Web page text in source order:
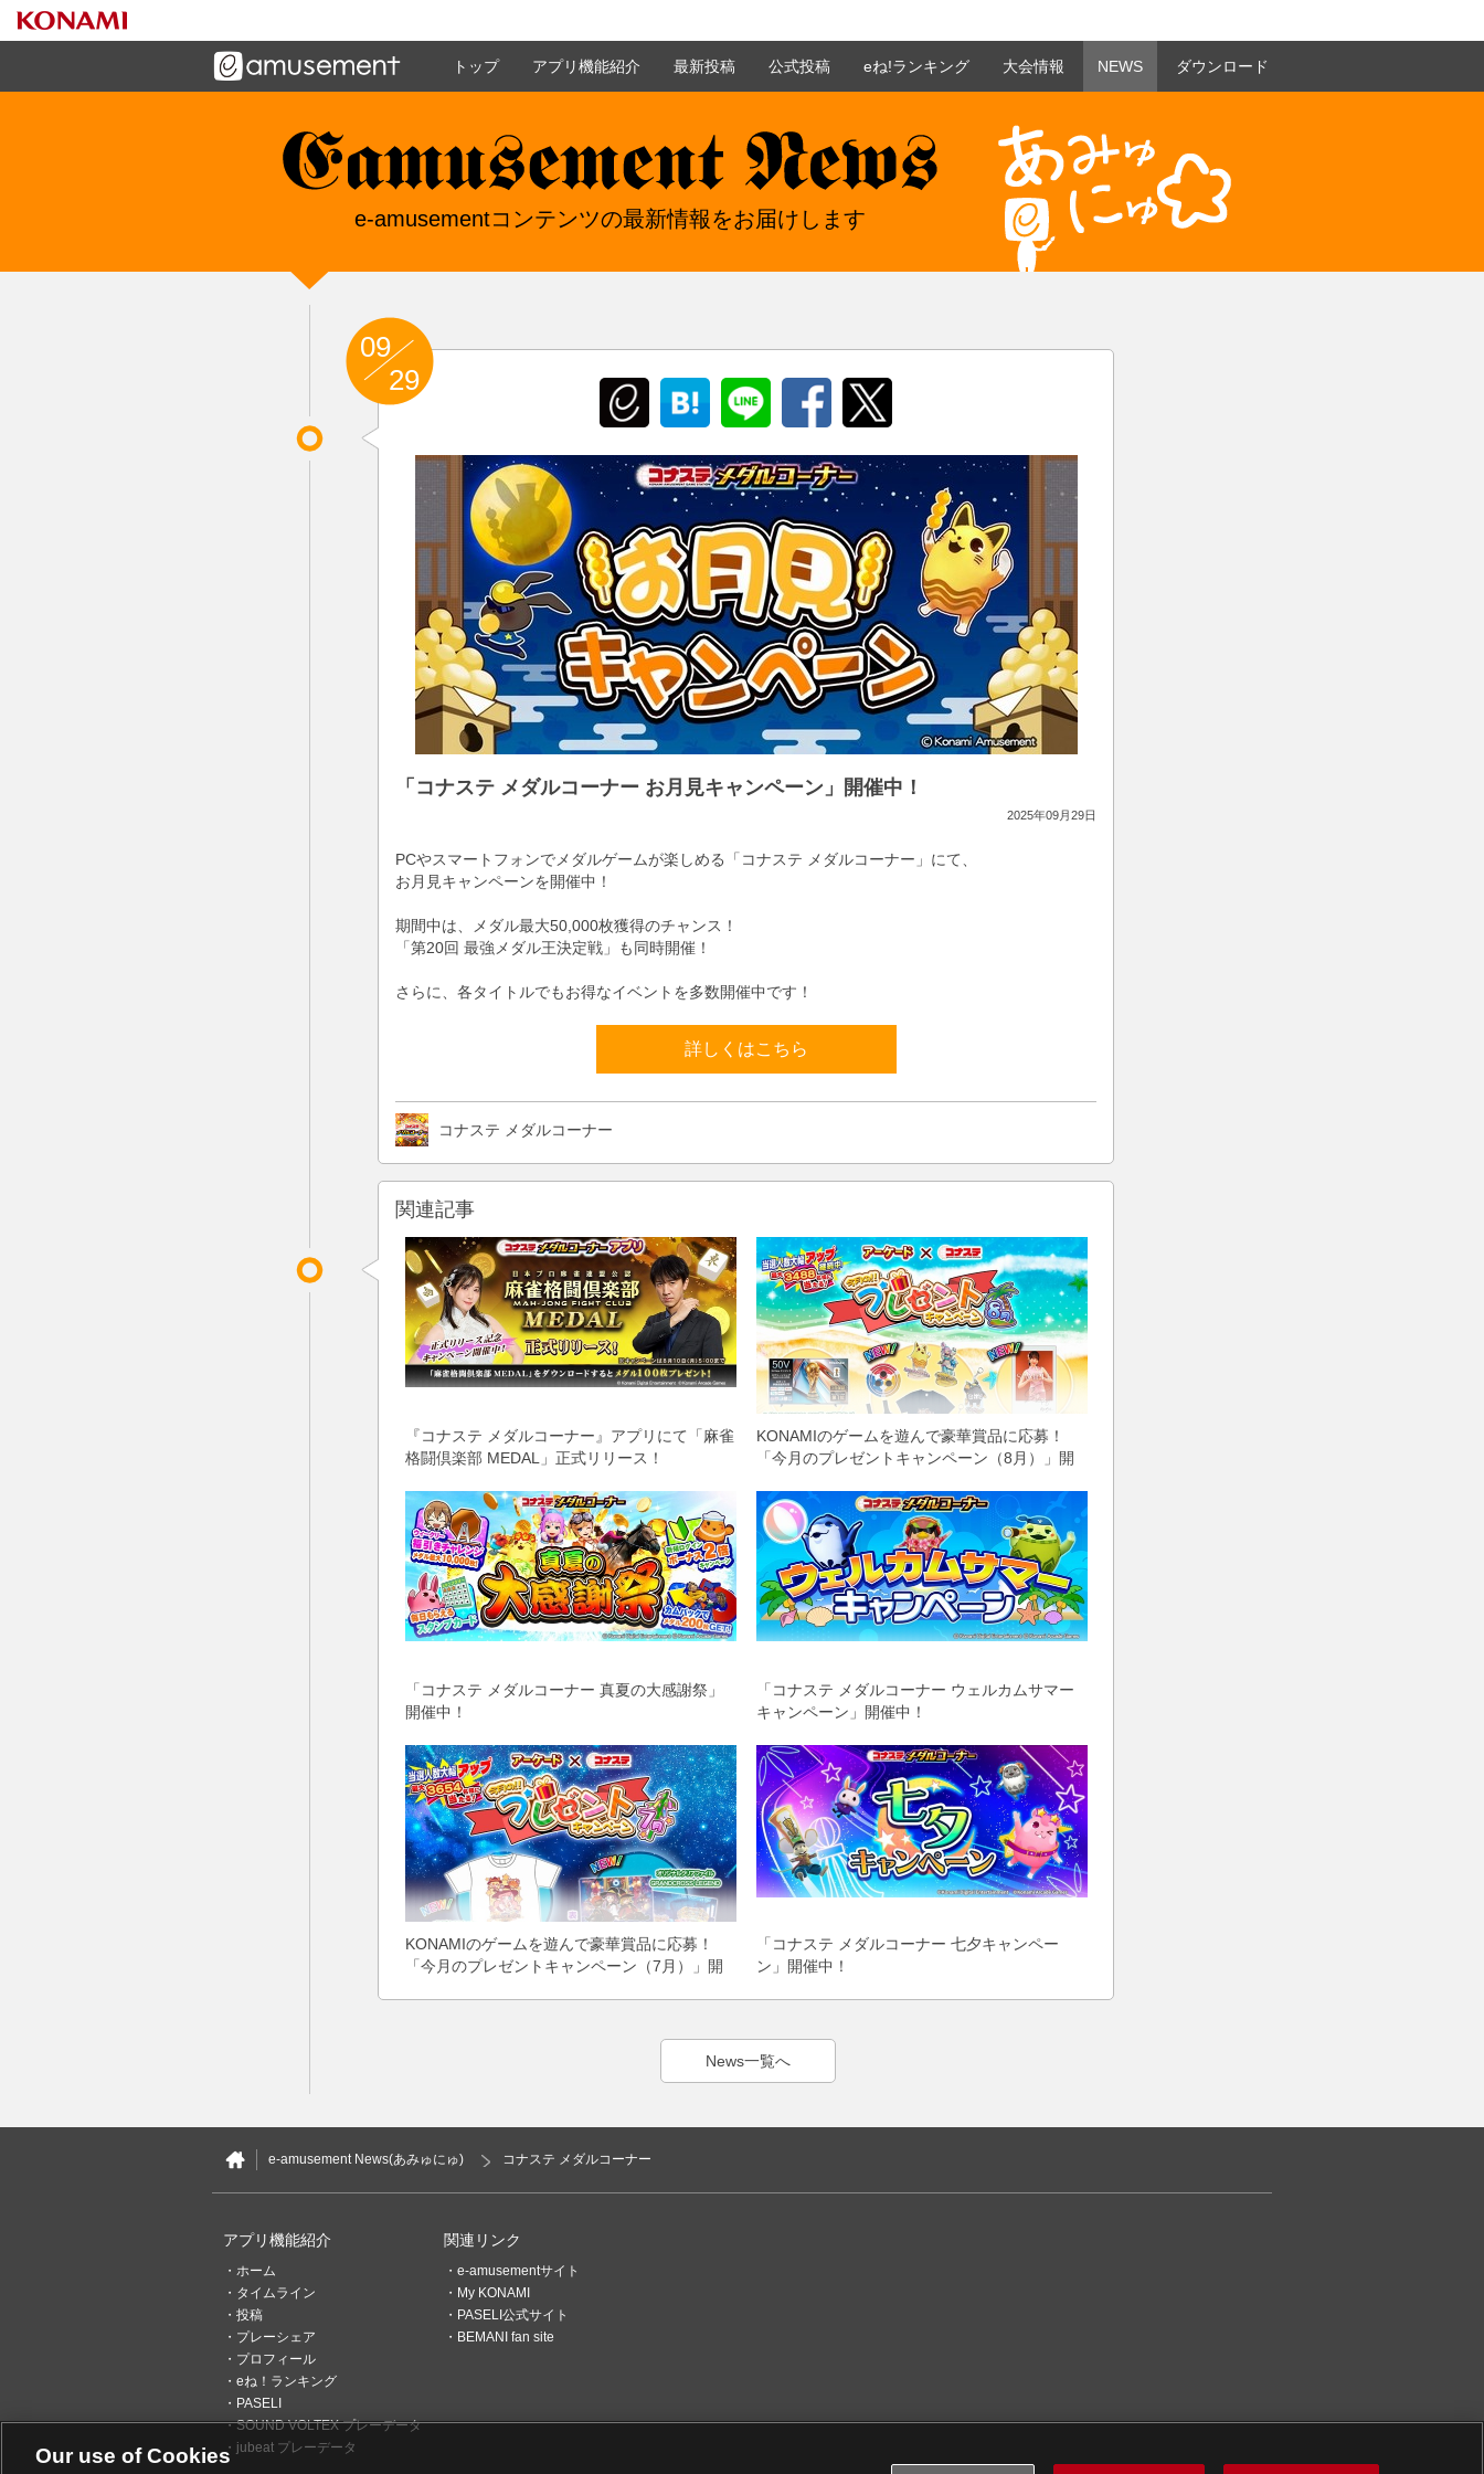
ゲームと連携したコミュニケーションアプリで
トップ アプリ機能紹介 最新投稿 公式投稿 eね!ランキング 大会情報 NEWS ダウンロード
e-amusement news - イーアミューズメントニュース
e-amusementコンテンツの最新情報をお届けします
「コナステ メダルコーナー お月見キャンペーン」開催中！
2025年09月29日
09
29
PCやスマートフォンでメダルゲームが楽しめる「コナステ メダルコーナー」にて、
お月見キャンペーンを開催中！
期間中は、メダル最大50,000枚獲得のチャンス！
「第20回 最強メダル王決定戦」も同時開催！
さらに、各タイトルでもお得なイベントを多数開催中です！
詳しくはこちら
コナステ メダルコーナー
関連記事
『コナステ メダルコーナー』アプリにて「麻雀
格闘倶楽部 MEDAL」正式リリース！
KONAMIのゲームを遊んで豪華賞品に応募！
「今月のプレゼントキャンペーン（8月）」開
「コナステ メダルコーナー 真夏の大感謝祭」
開催中！
「コナステ メダルコーナー ウェルカムサマー
キャンペーン」開催中！
KONAMIのゲームを遊んで豪華賞品に応募！
「今月のプレゼントキャンペーン（7月）」開
「コナステ メダルコーナー 七夕キャンペー
ン」開催中！
News一覧へ
e-amusement News(あみゅにゅ) コナステ メダルコーナー
アプリ機能紹介
ホーム
タイムライン
投稿
プレーシェア
プロフィール
eね！ランキング
PASELI
SOUND VOLTEX プレーデータ
jubeat プレーデータ
関連リンク
e-amusementサイト
My KONAMI
PASELI公式サイト
BEMANI fan site
Our use of Cookies